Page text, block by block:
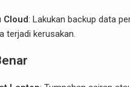
Cloud: Lakukan backup data
terjadi kerusakan.